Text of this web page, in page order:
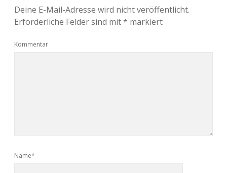
Deine E-Mail-Adresse wird nicht veröffentlicht.
Erforderliche Felder sind mit* markiert
Kommentar
Name*